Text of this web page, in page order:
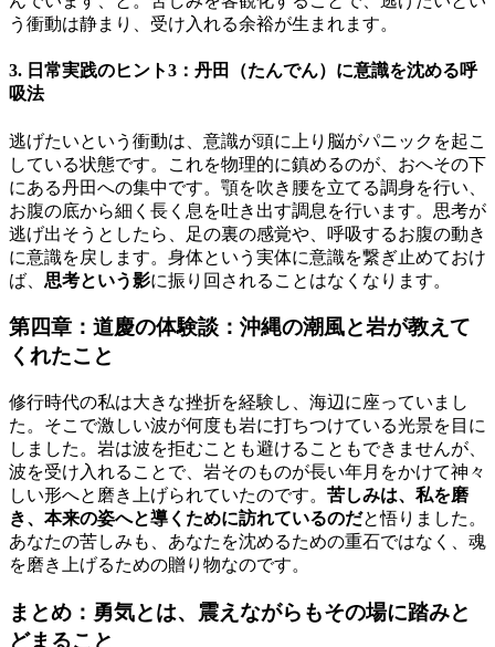
う衝動は静まり、受け入れる余裕が生まれます。
3. 日常実践のヒント3：丹田（たんでん）に意識を沈める呼
吸法
逃げたいという衝動は、意識が頭に上り脳がパニックを起こ
している状態です。これを物理的に鎮めるのが、おへその下
にある丹田への集中です。顎を吹き腰を立てる調身を行い、
お腹の底から細く長く息を吐き出す調息を行います。思考が
逃げ出そうとしたら、足の裏の感覚や、呼吸するお腹の動き
に意識を戻します。身体という実体に意識を繋ぎ止めておけ
ば、 思考という影に振り回されることはなくなります。
第四章：道慶の体験談：沖縄の潮風と岩が教えて
くれたこと
修行時代の私は大きな挫折を経験し、海辺に座っていまし
た。そこで激しい波が何度も岩に打ちつけている光景を目に
しました。岩は波を拒むことも避けることもできませんが、
波を受け入れることで、岩そのものが長い年月をかけて神々
しい形へと磨き上げられていたのです。 苦しみは、私を磨
き、本来の姿へと導くために訪れているのだと悟りました。
あなたの苦しみも、あなたを沈めるための重石ではなく、魂
を磨き上げるための贈り物なのです。
まとめ：勇気とは、震えながらもその場に踏みと
どまること